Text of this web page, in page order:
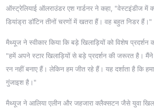
ऑस्ट्रेलियाई ऑलराउंडर एश गार्डनर ने कहा, "वेस्टइंडीज में
डियांड्रा डॉटिन तीनों चरणों में खतरा हैं। वह बहुत निडर हैं।"
मैथ्यूज ने स्वीकार किया कि बड़े खिलाड़ियों को विशेष प्रदर्शन
"हमें अपने स्टार खिलाड़ियों से बड़े प्रदर्शन की जरूरत है।
रन नहीं बनाए हैं। लेकिन हम जीत रहे हैं। यह दर्शाता है कि
गुंजाइश है।"
मैथ्यूज ने आलिया एलीन और जहजारा क्लैक्सटन जैसे युवा